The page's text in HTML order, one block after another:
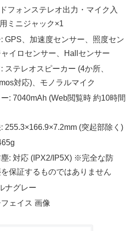
フォンステレオ出力・マイク入
ミニジャック×1
GPS、加速度センサー、照度セン
イロセンサー、Hallセンサー
ステレオスピーカー (4か所、
対応)、モノラルマイク
: 7040mAh (Web閲覧時 約10時間
255.3×166.9×7.2mm (突起部除く)
塵: 対応 (IPX2/IP5X) ※完全な防
保証するものではありません
ナグレー
ェイス 画像